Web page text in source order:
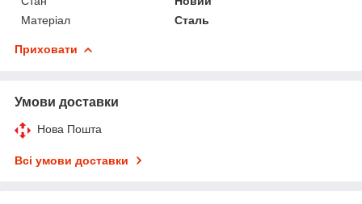
Матеріал
Сталь
Приховати
Умови доставки
Нова Пошта
Всі умови доставки